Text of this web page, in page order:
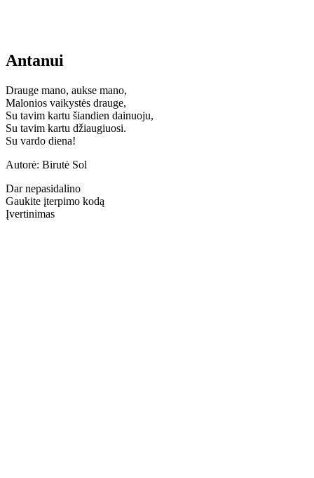
Antanui
Drauge mano, aukse mano,
Malonios vaikystės drauge,
Su tavim kartu šiandien dainuoju,
Su tavim kartu džiaugiuosi.
Su vardo diena!
Autorė: Birutė Sol
Dar nepasidalino
Gaukite įterpimo kodą
Įvertinimas